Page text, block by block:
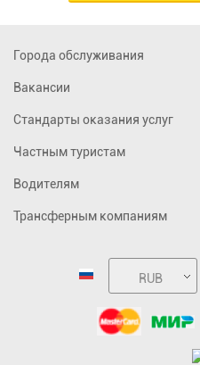
Города обслуживания
Вакансии
Стандарты оказания услуг
Частным туристам
Водителям
Трансферным компаниям
RUB